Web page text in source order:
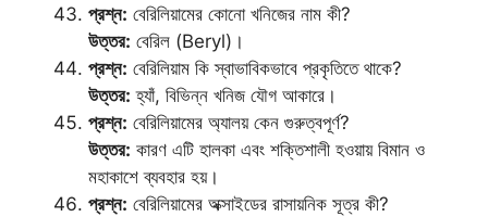
প্রশ্ন: বেরিলিয়ামের কোনো খনিজের নাম কী?
উত্তর: বেরিল (Beryl)।
প্রশ্ন: বেরিলিয়াম কি স্বাভাবিকভাবে প্রকৃতিতে থাকে?
উত্তর: হ্যাঁ, বিভিন্ন খনিজ যৌগ আকারে।
প্রশ্ন: বেরিলিয়ামের অ্যালয় কেন গুরুত্বপূর্ণ?
উত্তর: কারণ এটি হালকা এবং শক্তিশালী হওয়ায় বিমান ও
মহাকাশে ব্যবহার হয়।
প্রশ্ন: বেরিলিয়ামের অক্সাইডের রাসায়নিক সূত্র কী?